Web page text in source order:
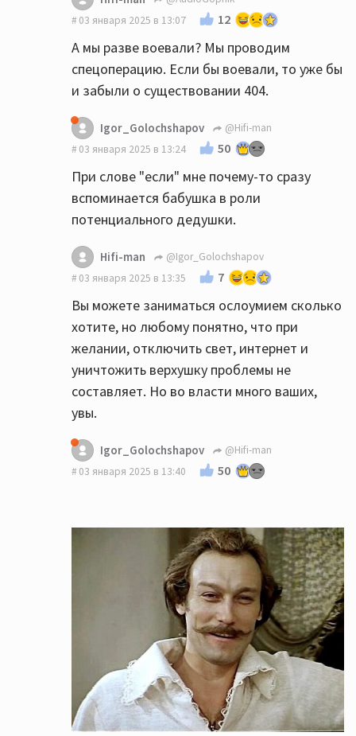
03 января 2025 в 13:07
12
А мы разве воевали? Мы проводим
спецоперацию. Если бы воевали, то уже бы
и забыли о существовании 404.
Igor_Golochshapov
@Hifi-man
03 января 2025 в 13:24
50
При слове "если" мне почему-то сразу
вспоминается бабушка в роли
потенциального дедушки.
Hifi-man
@Igor_Golochshapov
03 января 2025 в 13:35
7
Вы можете заниматься ослоумием сколько
хотите, но любому понятно, что при
желании, отключить свет, интернет и
уничтожить верхушку проблемы не
составляет. Но во власти много ваших,
увы.
Igor_Golochshapov
@Hifi-man
03 января 2025 в 13:40
50